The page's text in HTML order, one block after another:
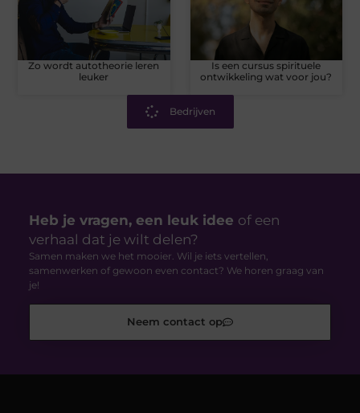
Zo wordt autotheorie leren
leuker
Is een cursus spirituele
ontwikkeling wat voor jou?
Bedrijven
Heb je vragen, een leuk idee of een
verhaal dat je wilt delen?
Samen maken we het mooier. Wil je iets vertellen,
samenwerken of gewoon even contact? We horen graag van
je!
Neem contact op